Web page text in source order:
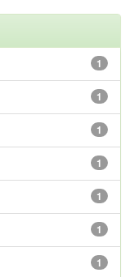
1
1
1
1
1
1
1